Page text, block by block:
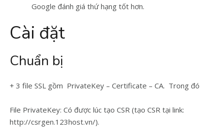
Google đánh giá thứ hạng tốt hơn.
Cài đặt
Chuẩn bị
+ 3 file SSL gồm PrivateKey – Certificate – CA. Trong đó
File PrivateKey: Có được lúc tạo CSR (tạo CSR tại link:
http://csrgen.123host.vn/).